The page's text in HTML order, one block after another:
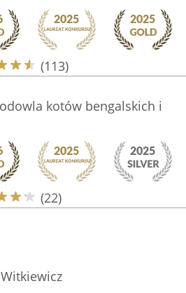
(113)
kotów bengalskich i
(22)